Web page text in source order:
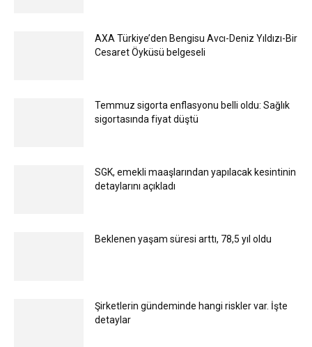
AXA Türkiye’den Bengisu Avcı-Deniz Yıldızı-Bir
Cesaret Öyküsü belgeseli
Temmuz sigorta enflasyonu belli oldu: Sağlık
sigortasında fiyat düştü
SGK, emekli maaşlarından yapılacak kesintinin
detaylarını açıkladı
Beklenen yaşam süresi arttı, 78,5 yıl oldu
Şirketlerin gündeminde hangi riskler var. İşte
detaylar